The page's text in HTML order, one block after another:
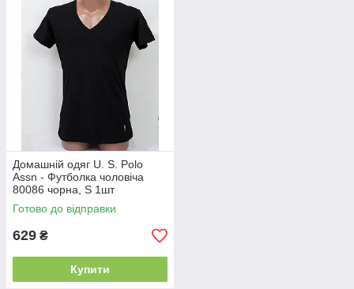
Домашній одяг U. S. Polo
Assn - Футболка чоловіча
80086 чорна, S 1шт
Готово до відправки
629 ₴
Купити